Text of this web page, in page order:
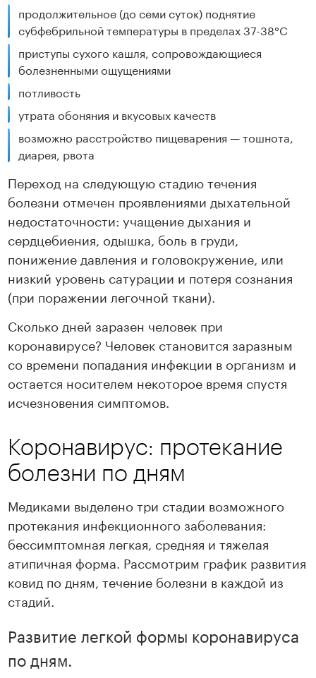
продолжительное (до семи суток) поднятие
субфебрильной температуры в пределах 37-38°С
приступы сухого кашля, сопровождающиеся
болезненными ощущениями
потливость
утрата обоняния и вкусовых качеств
возможно расстройство пищеварения — тошнота,
диарея, рвота
Переход на следующую стадию течения
болезни отмечен проявлениями дыхательной
недостаточности: учащение дыхания и
сердцебиения, одышка, боль в груди,
понижение давления и головокружение, или
низкий уровень сатурации и потеря сознания
(при поражении легочной ткани).
Сколько дней заразен человек при
коронавирусе? Человек становится заразным
со времени попадания инфекции в организм и
остается носителем некоторое время спустя
исчезновения симптомов.
Коронавирус: протекание
болезни по дням
Медиками выделено три стадии возможного
протекания инфекционного заболевания:
бессимптомная легкая, средняя и тяжелая
атипичная форма. Рассмотрим график развития
ковид по дням, течение болезни в каждой из
стадий.
Развитие легкой формы коронавируса
по дням.